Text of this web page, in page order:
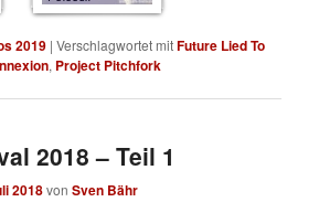
2019 |Verschlagwortet mitFuture Lied To
, Project Pitchfork
2018 – Teil 1
2018vonSven Bähr